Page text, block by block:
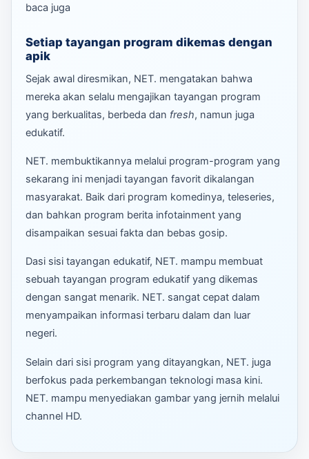
baca juga
Setiap tayangan program dikemas dengan
apik
Sejak awal diresmikan, NET. mengatakan bahwa
mereka akan selalu mengajikan tayangan program
yang berkualitas, berbeda dan fresh, namun juga
edukatif.
NET. membuktikannya melalui program-program yang
sekarang ini menjadi tayangan favorit dikalangan
masyarakat. Baik dari program komedinya, teleseries,
dan bahkan program berita infotainment yang
disampaikan sesuai fakta dan bebas gosip.
Dasi sisi tayangan edukatif, NET. mampu membuat
sebuah tayangan program edukatif yang dikemas
dengan sangat menarik. NET. sangat cepat dalam
menyampaikan informasi terbaru dalam dan luar
negeri.
Selain dari sisi program yang ditayangkan, NET. juga
berfokus pada perkembangan teknologi masa kini.
NET. mampu menyediakan gambar yang jernih melalui
channel HD.